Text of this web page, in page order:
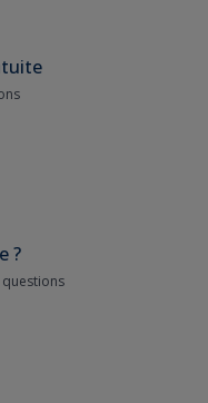
?